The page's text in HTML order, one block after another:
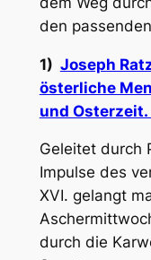
den
1) Joseph
österliche
und
Geleitet durch
Impulse des
XVI. gelangt
durch die